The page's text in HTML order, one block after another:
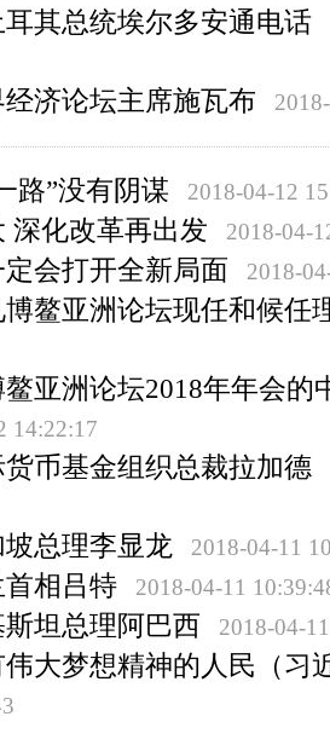
其总统埃尔多安通电话
济论坛主席施瓦布
路”没有阴谋 2018-04-12
深化改革再出发 2018-04-
会打开全新局面 2018-
鳌亚洲论坛现任和候任
亚洲论坛2018年年会的
14:22:17
币基金组织总裁拉加德
总理李显龙 2018-04-11
相吕特 2018-04-11
坦总理阿巴西 2018-04-
大梦想精神的人民（习